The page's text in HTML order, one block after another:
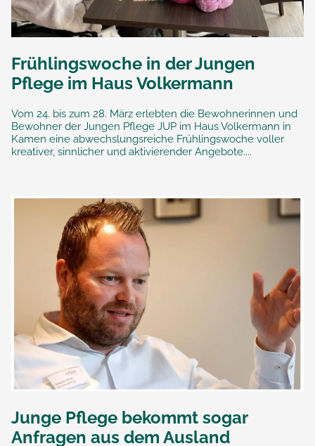
Frühlingswoche in der Jungen
Pflege im Haus Volkermann
Vom 24. bis zum 28. März erlebten die Bewohnerinnen und
Bewohner der Jungen Pflege JUP im Haus Volkermann in
Kamen eine abwechslungsreiche Frühlingswoche voller
kreativer, sinnlicher und aktivierender Angebote....
Junge Pflege bekommt sogar
Anfragen aus dem Ausland